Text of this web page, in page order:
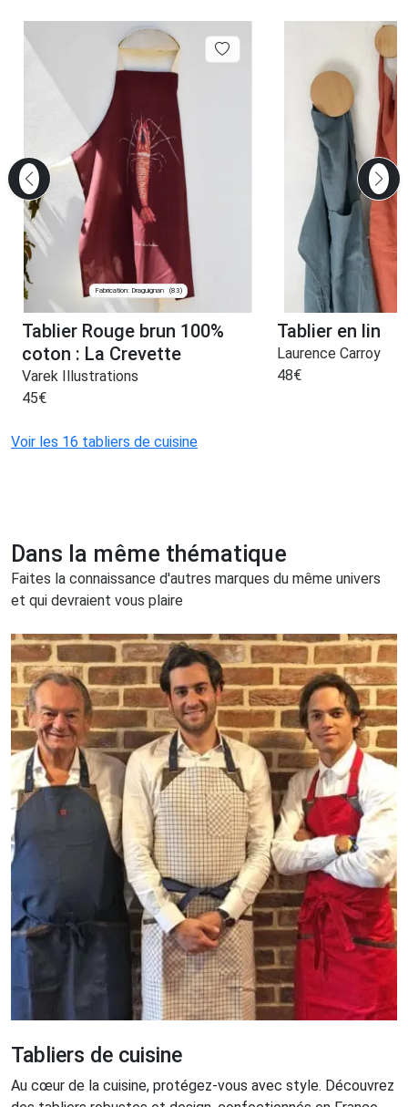
Fabrication: Draguignan (83)
Tablier Rouge brun 100%
coton : La Crevette
Varek Illustrations
45€
Tablier en lin
Laurence Carroy
48€
Voir les 16 tabliers de cuisine
Dans la même thématique
Faites la connaissance d'autres marques du même univers
et qui devraient vous plaire
Tabliers de cuisine
Au cœur de la cuisine, protégez-vous avec style. Découvrez